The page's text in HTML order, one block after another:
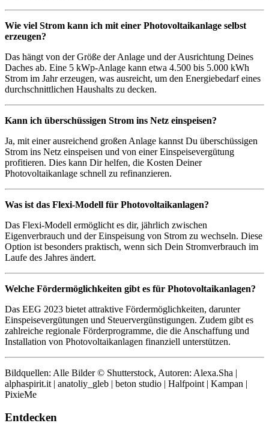
Wie viel Strom kann ich mit einer Photovoltaikanlage selbst
erzeugen?
Das hängt von der Größe der Anlage und der Ausrichtung Deines
Daches ab. Eine 5 kWp-Anlage kann etwa 4.500 bis 5.000 kWh
Strom im Jahr erzeugen, was ausreicht, um den Energiebedarf eines
durchschnittlichen Haushalts zu decken.
Kann ich überschüssigen Strom ins Netz einspeisen?
Ja, mit einer ausreichend großen Anlage kannst Du überschüssigen
Strom ins Netz einspeisen und von einer Einspeisevergütung
profitieren. Dies kann Dir helfen, die Kosten Deiner
Photovoltaikanlage schnell zu refinanzieren.
Was ist das Flexi-Modell für Photovoltaikanlagen?
Das Flexi-Modell ermöglicht es dir, jährlich zwischen
Eigenverbrauch und der Einspeisung von Strom zu wechseln. Diese
Option ist besonders praktisch, wenn sich Dein Stromverbrauch im
Laufe des Jahres ändert.
Welche Fördermöglichkeiten gibt es für Photovoltaikanlagen?
Das EEG 2023 bietet attraktive Fördermöglichkeiten, darunter
Einspeisevergütungen und Steuervergünstigungen. Zudem gibt es
zahlreiche regionale Förderprogramme, die die Anschaffung und
Installation von Photovoltaikanlagen finanziell unterstützen.
Bildquellen: Alle Bilder © Shutterstock, Autoren: Alexa.Sha |
alphaspirit.it | anatoliy_gleb | beton studio | Halfpoint | Kampan |
PixieMe
Entdecken